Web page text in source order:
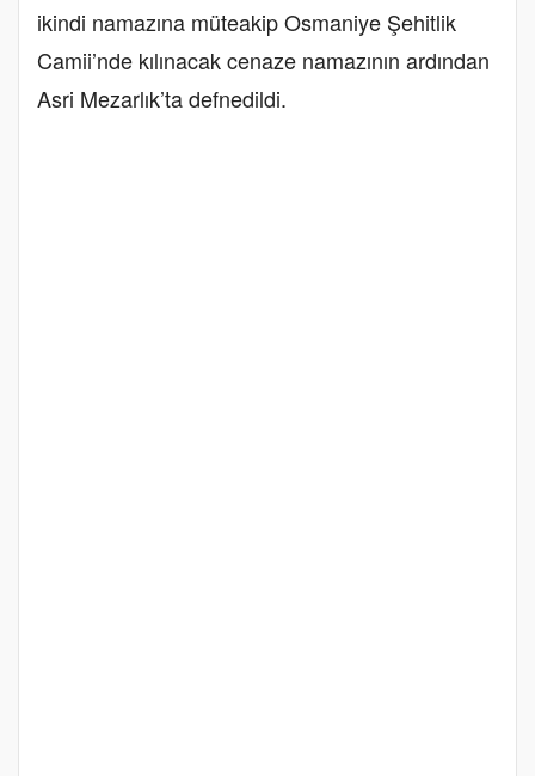
ikindi namazına müteakip Osmaniye Şehitlik
Camii’nde kılınacak cenaze namazının ardından
Asri Mezarlık’ta defnedildi.